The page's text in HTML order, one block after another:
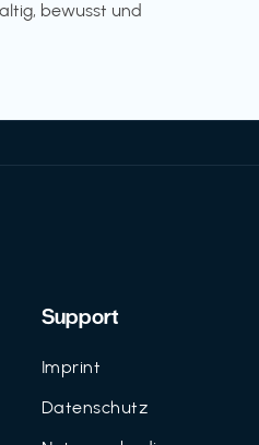
bewusst und
Support
Imprint
Datenschutz